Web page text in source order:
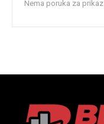
Nema poruka za prikaz